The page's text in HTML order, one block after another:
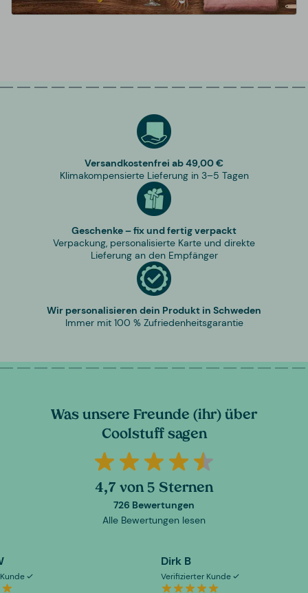
Versandkostenfrei ab 49,00 €
Klimakompensierte Lieferung in 3–5 Tagen
Geschenke – fix und fertig verpackt
Verpackung, personalisierte Karte und direkte
Lieferung an den Empfänger
Wir personalisieren dein Produkt in Schweden
Immer mit 100 % Zufriedenheitsgarantie
Was unsere Freunde (ihr) über
Coolstuff sagen
4,7 von 5 Sternen
726 Bewertungen
Alle Bewertungen lesen
Dirk B
Verifizierter Kunde